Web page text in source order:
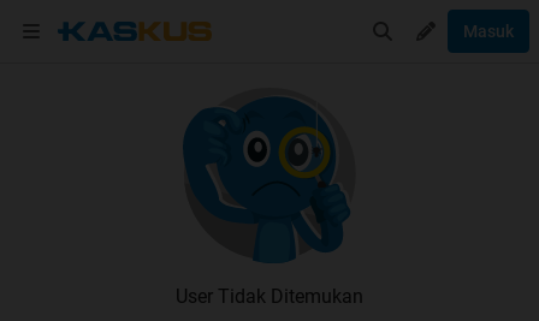
Masuk
User Tidak Ditemukan